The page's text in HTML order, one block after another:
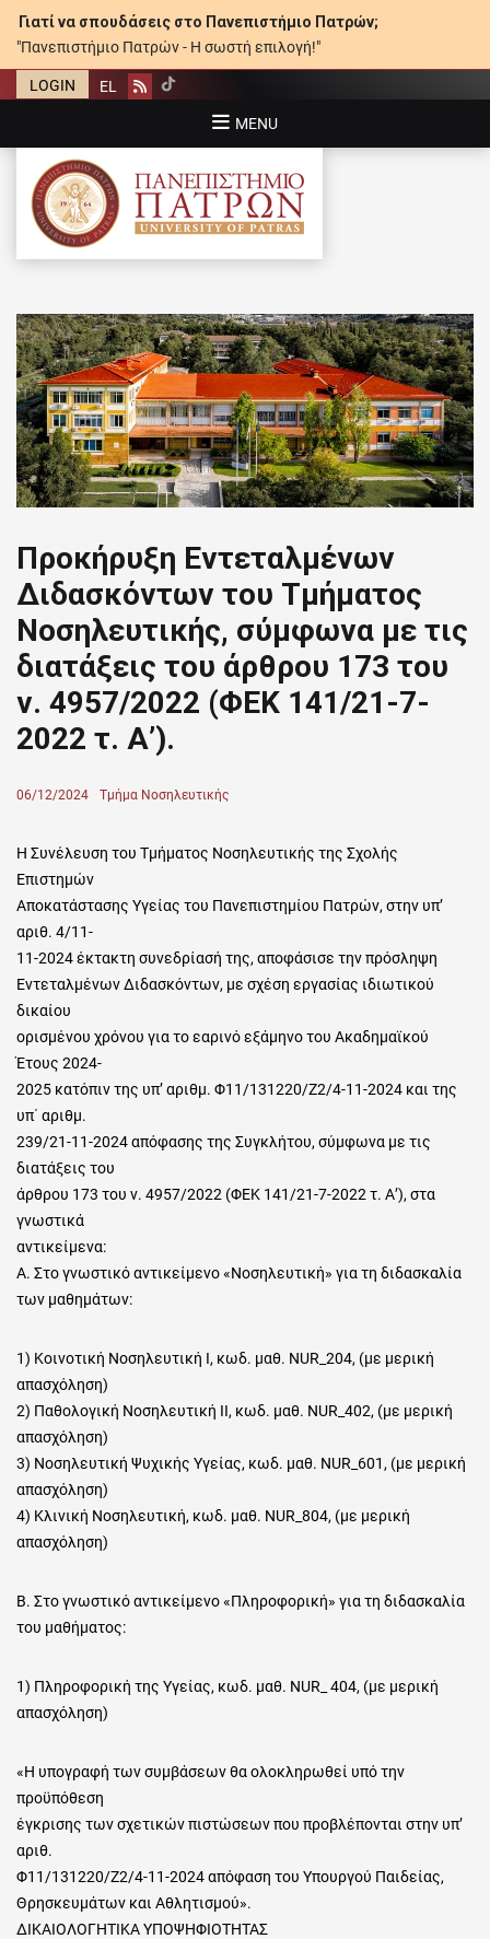
Γιατί να σπουδάσεις στο Πανεπιστήμιο Πατρών;
"Πανεπιστήμιο Πατρών - Η σωστή επιλογή!"
LOGIN EL Rss
MENU
ΠΑΝΕΠΙΣΤΉΜΙΟ ΠΑΤΡΏΝ
Προκήρυξη Εντεταλμένων
Διδασκόντων του Τμήματος
Νοσηλευτικής, σύμφωνα με τις
διατάξεις του άρθρου 173 του
ν. 4957/2022 (ΦΕΚ 141/21-7-
2022 τ. Α’).
Posted
06/12/2024 Author
Τμήμα Νοσηλευτικής
Η Συνέλευση του Τμήματος Νοσηλευτικής της Σχολής
Επιστημών
Αποκατάστασης Υγείας του Πανεπιστημίου Πατρών, στην υπ’
αριθ. 4/11-
11-2024 έκτακτη συνεδρίασή της, αποφάσισε την πρόσληψη
Εντεταλμένων Διδασκόντων, με σχέση εργασίας ιδιωτικού
δικαίου
ορισμένου χρόνου για το εαρινό εξάμηνο του Ακαδημαϊκού
Έτους 2024-
2025 κατόπιν της υπ’ αριθμ. Φ11/131220/Ζ2/4-11-2024 και της
υπ΄ αριθμ.
239/21-11-2024 απόφασης της Συγκλήτου, σύμφωνα με τις
διατάξεις του
άρθρου 173 του ν. 4957/2022 (ΦΕΚ 141/21-7-2022 τ. Α’), στα
γνωστικά
αντικείμενα:
Α. Στο γνωστικό αντικείμενο «Νοσηλευτική» για τη διδασκαλία
των μαθημάτων:
1) Κοινοτική Νοσηλευτική Ι, κωδ. μαθ. NUR_204, (με μερική
απασχόληση)
2) Παθολογική Νοσηλευτική ΙΙ, κωδ. μαθ. NUR_402, (με μερική
απασχόληση)
3) Νοσηλευτική Ψυχικής Υγείας, κωδ. μαθ. NUR_601, (με μερική
απασχόληση)
4) Κλινική Νοσηλευτική, κωδ. μαθ. NUR_804, (με μερική
απασχόληση)
Β. Στο γνωστικό αντικείμενο «Πληροφορική» για τη διδασκαλία
του μαθήματος:
1) Πληροφορική της Υγείας, κωδ. μαθ. NUR_ 404, (με μερική
απασχόληση)
«Η υπογραφή των συμβάσεων θα ολοκληρωθεί υπό την
προϋπόθεση
έγκρισης των σχετικών πιστώσεων που προβλέπονται στην υπ’
αριθ.
Φ11/131220/Ζ2/4-11-2024 απόφαση του Υπουργού Παιδείας,
Θρησκευμάτων και Αθλητισμού».
ΔΙΚΑΙΟΛΟΓΗΤΙΚΑ ΥΠΟΨΗΦΙΟΤΗΤΑΣ